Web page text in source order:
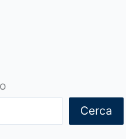
Cerca